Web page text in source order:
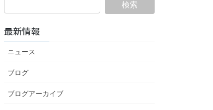
最新情報
ニュース
ブログ
ブログアーカイブ